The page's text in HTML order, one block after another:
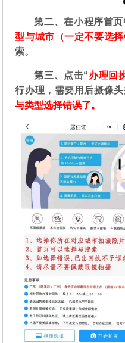
第二、在小程序首
型与城市（一定不要选择
索。
第三、点击“办理回
行办理，需要用后摄像
与类型选择错误了。